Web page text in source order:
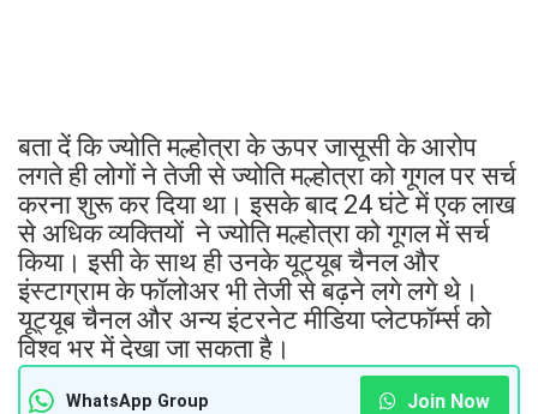
बता दें कि ज्योति मल्होत्रा के ऊपर जासूसी के आरोप
लगते ही लोगों ने तेजी से ज्योति मल्होत्रा को गूगल पर सर्च
करना शुरू कर दिया था। इसके बाद 24 घंटे में एक लाख
से अधिक व्यक्तियों ने ज्योति मल्होत्रा को गूगल में सर्च
किया। इसी के साथ ही उनके यूट्यूब चैनल और
इंस्टाग्राम के फॉलोअर भी तेजी से बढ़ने लगे लगे थे।
यूट्यूब चैनल और अन्य इंटरनेट मीडिया प्लेटफॉर्म्स को
विश्व भर में देखा जा सकता है।
WhatsApp Group Join Now